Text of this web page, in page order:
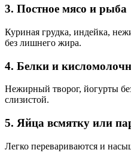
3. Постное мясо и рыба
Куриная грудка, индейка,
без лишнего жира.
4. Белки и
Нежирный творог, йогурты
слизистой.
5. Яйца всмятку или
Легко перевариваются и